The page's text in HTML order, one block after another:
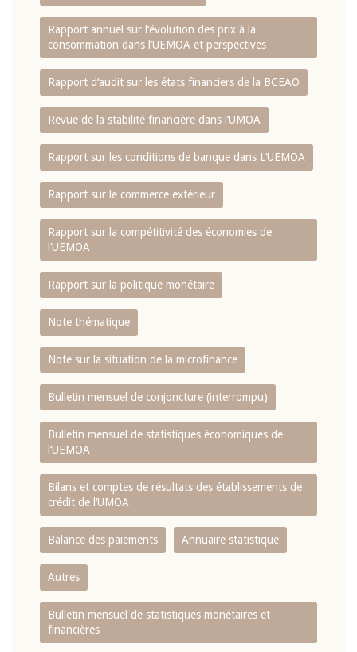
Rapport annuel sur l‘évolution des prix à la
consommation dans l‘UEMOA et perspectives
Rapport d‘audit sur les états financiers de la BCEAO
Revue de la stabilité financière dans l‘UMOA
Rapport sur les conditions de banque dans L‘UEMOA
Rapport sur le commerce extérieur
Rapport sur la compétitivité des économies de
l‘UEMOA
Rapport sur la politique monétaire
Note thématique
Note sur la situation de la microfinance
Bulletin mensuel de conjoncture (interrompu)
Bulletin mensuel de statistiques économiques de
l‘UEMOA
Bilans et comptes de résultats des établissements de
crédit de l‘UMOA
Balance des paiements Annuaire statistique
Autres
Bulletin mensuel de statistiques monétaires et
financières